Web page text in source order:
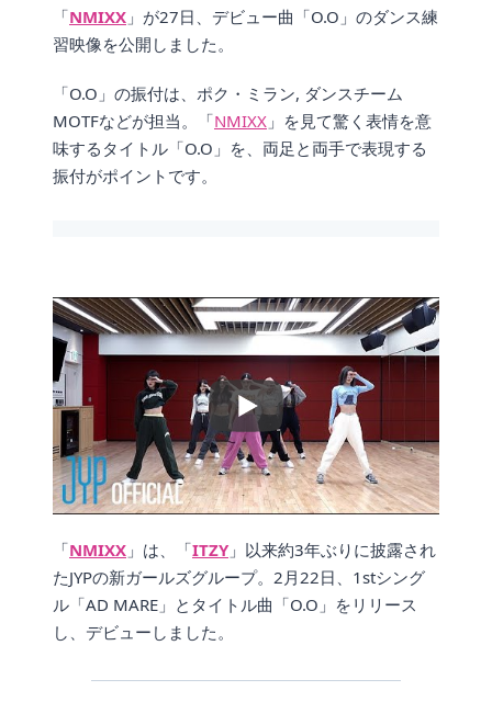
「NMIXX 」が27日、デビュー曲「O.O」のダンス練
習映像を公開しました。
「O.O」の振付は、ポク・ミラン, ダンスチーム
MOTFなどが担当。「NMIXX 」を見て驚く表情を意
味するタイトル「O.O」を、両足と両手で表現する
振付がポイントです。
「NMIXX 」は、「ITZY 」以来約3年ぶりに披露され
たJYPの新ガールズグループ。2月22日、1stシング
ル「AD MARE」とタイトル曲「O.O」をリリース
し、デビューしました。